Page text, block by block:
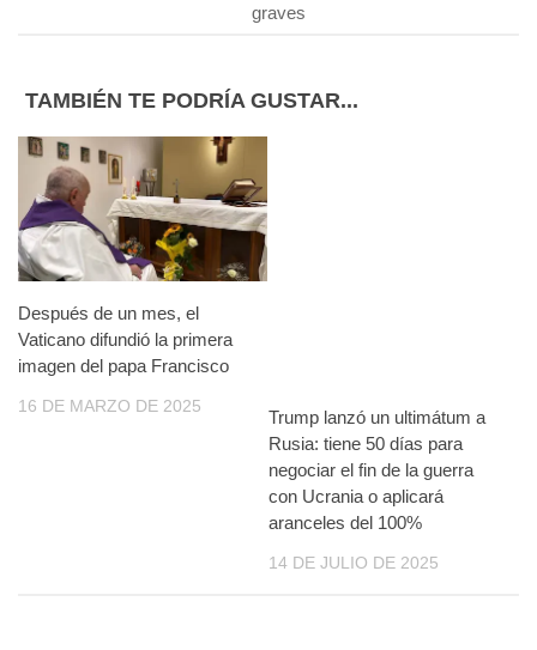
graves
TAMBIÉN TE PODRÍA GUSTAR...
Después de un mes, el
Vaticano difundió la primera
imagen del papa Francisco
16 DE MARZO DE 2025
Trump lanzó un ultimátum a
Rusia: tiene 50 días para
negociar el fin de la guerra
con Ucrania o aplicará
aranceles del 100%
14 DE JULIO DE 2025